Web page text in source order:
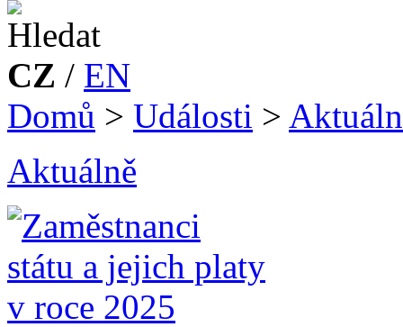
CZ / EN
Domů > Události >
Aktuálně